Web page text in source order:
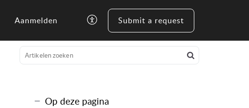
Aanmelden Submit a request
Op deze pagina